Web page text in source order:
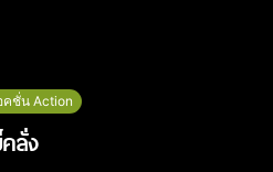
คชั่น Action
ลั่ง